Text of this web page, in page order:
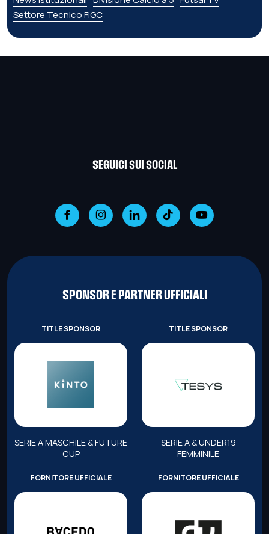
Settore Tecnico FIGC
SEGUICI SUI SOCIAL
SPONSOR E PARTNER UFFICIALI
TITLE SPONSOR
SERIE A MASCHILE & FUTURE
CUP
TITLE SPONSOR
SERIE A & UNDER19
FEMMINILE
FORNITORE UFFICIALE FORNITORE UFFICIALE